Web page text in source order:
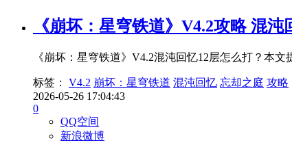
《崩坏：星穹铁道》V4.2攻略 混
《崩坏：星穹铁道》V4.2混沌回忆12层怎么打？本
标签： V4.2 崩坏：星穹铁道 混沌回忆 忘却之庭 攻略
2026-05-26 17:04:43
0
QQ空间
新浪微博